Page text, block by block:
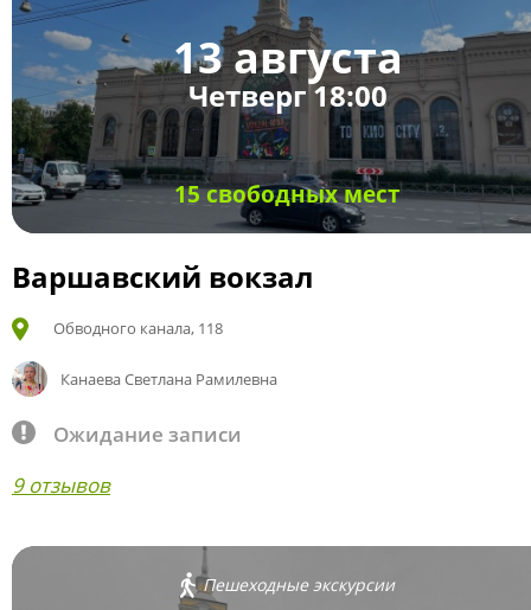
13 августа
Четверг 18:00
15 свободных мест
Варшавский вокзал
Обводного канала, 118
Канаева Светлана Рамилевна
Ожидание записи
9 отзывов
Пешеходные экскурсии